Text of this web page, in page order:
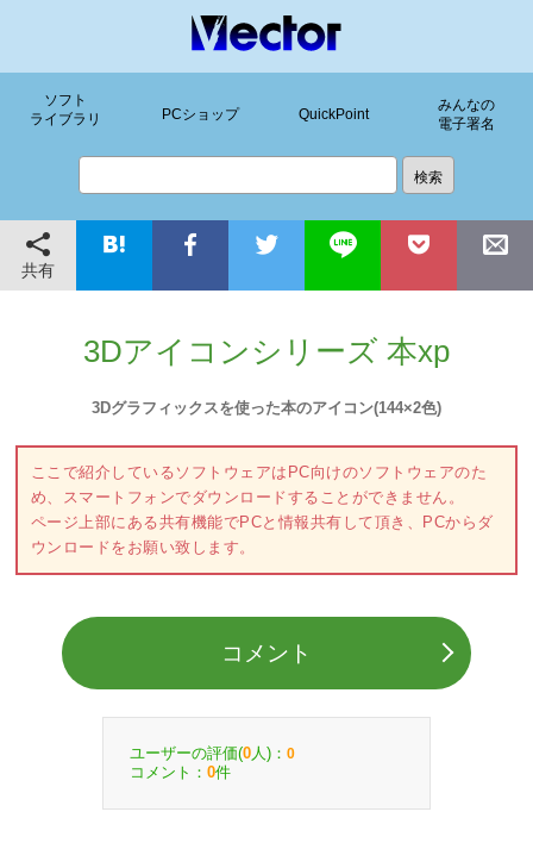
ソフト
ライブラリ
PCショップ QuickPoint
みんなの
電子署名
共有
3Dアイコンシリーズ 本xp
3Dグラフィックスを使った本のアイコン(144×2色)
ここで紹介しているソフトウェアはPC向けのソフトウェアのた
め、スマートフォンでダウンロードすることができません。
ページ上部にある共有機能でPCと情報共有して頂き、PCからダ
ウンロードをお願い致します。
コメント
ユーザーの評価(0 人)： 0
コメント： 0件